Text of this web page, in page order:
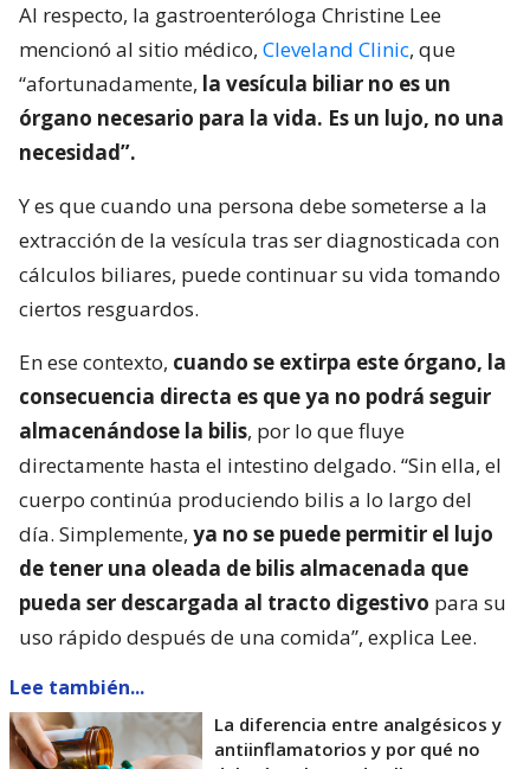
Al respecto, la gastroenteróloga Christine Lee
mencionó al sitio médico, Cleveland Clinic, que
“afortunadamente, la vesícula biliar no es un
órgano necesario para la vida. Es un lujo, no una
necesidad”.
Y es que cuando una persona debe someterse a la
extracción de la vesícula tras ser diagnosticada con
cálculos biliares, puede continuar su vida tomando
ciertos resguardos.
En ese contexto, cuando se extirpa este órgano, la
consecuencia directa es que ya no podrá seguir
almacenándose la bilis, por lo que fluye
directamente hasta el intestino delgado. “Sin ella, el
cuerpo continúa produciendo bilis a lo largo del
día. Simplemente, ya no se puede permitir el lujo
de tener una oleada de bilis almacenada que
pueda ser descargada al tracto digestivo para su
uso rápido después de una comida”, explica Lee.
Lee también...
La diferencia entre analgésicos y
antiinflamatorios y por qué no